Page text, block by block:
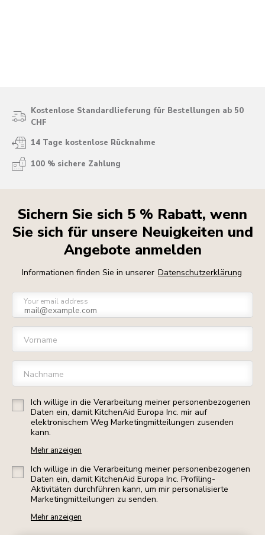
Kostenlose Standardlieferung für Bestellungen ab 50
CHF
14 Tage kostenlose Rücknahme
100 % sichere Zahlung
Sichern Sie sich 5 % Rabatt, wenn
Sie sich für unsere Neuigkeiten und
Angebote anmelden
Informationen finden Sie in unserer Datenschutzerklärung
Your email address
Vorname
Nachname
Ich willige in die Verarbeitung meiner personenbezogenen
Daten ein, damit KitchenAid Europa Inc. mir auf
elektronischem Weg Marketingmitteilungen zusenden
kann.
Mehr anzeigen
Ich willige in die Verarbeitung meiner personenbezogenen
Daten ein, damit KitchenAid Europa Inc. Profiling-
Aktivitäten durchführen kann, um mir personalisierte
Marketingmitteilungen zu senden.
Mehr anzeigen